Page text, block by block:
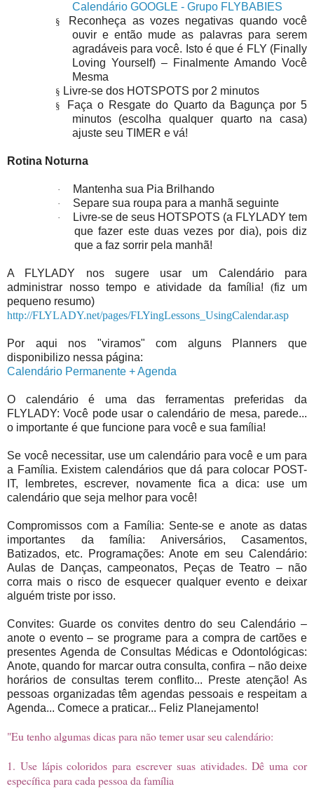
Calendário GOOGLE - Grupo FLYBABIES
§
Reconheça as vozes negativas quando você
ouvir e então mude as palavras para serem
agradáveis para você. Isto é que é FLY (Finally
Loving Yourself) – Finalmente Amando Você
Mesma
§ Livre-se dos HOTSPOTS por 2 minutos
§
Faça o Resgate do Quarto da Bagunça por 5
minutos (escolha qualquer quarto na casa)
ajuste seu TIMER e vá!
Rotina Noturna
· Mantenha sua Pia Brilhando
· Separe sua roupa para a manhã seguinte
·
Livre-se de seus HOTSPOTS (a FLYLADY tem
que fazer este duas vezes por dia), pois diz
que a faz sorrir pela manhã!
A FLYLADY nos sugere usar um Calendário para
administrar nosso tempo e atividade da família! (fiz um
pequeno resumo)
http://FLYLADY.net/pages/FLYingLessons_UsingCalendar.asp
Por aqui nos "viramos" com alguns Planners que
disponibilizo nessa página:
Calendário Permanente + Agenda
O calendário é uma das ferramentas preferidas da
FLYLADY: Você pode usar o calendário de mesa, parede...
o importante é que funcione para você e sua família!
Se você necessitar, use um calendário para você e um para
a Família. Existem calendários que dá para colocar POST-
IT, lembretes, escrever, novamente fica a dica: use um
calendário que seja melhor para você!
Compromissos com a Família: Sente-se e anote as datas
importantes da família: Aniversários, Casamentos,
Batizados, etc. Programações: Anote em seu Calendário:
Aulas de Danças, campeonatos, Peças de Teatro – não
corra mais o risco de esquecer qualquer evento e deixar
alguém triste por isso.
Convites: Guarde os convites dentro do seu Calendário –
anote o evento – se programe para a compra de cartões e
presentes Agenda de Consultas Médicas e Odontológicas:
Anote, quando for marcar outra consulta, confira – não deixe
horários de consultas terem conflito... Preste atenção! As
pessoas organizadas têm agendas pessoais e respeitam a
Agenda... Comece a praticar... Feliz Planejamento!
"Eu tenho algumas dicas para não temer usar seu calendário:
1. Use lápis coloridos para escrever suas atividades. Dê uma cor
específica para cada pessoa da família